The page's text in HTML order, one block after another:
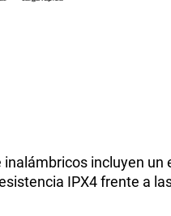
incluyen
IPX4 frente a